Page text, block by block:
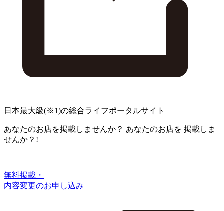
日本最大級(※1)の総合ライフポータルサイト
あなたのお店を掲載しませんか？ あなたのお店を 掲載しま
せんか？!
無料掲載・
内容変更のお申し込み